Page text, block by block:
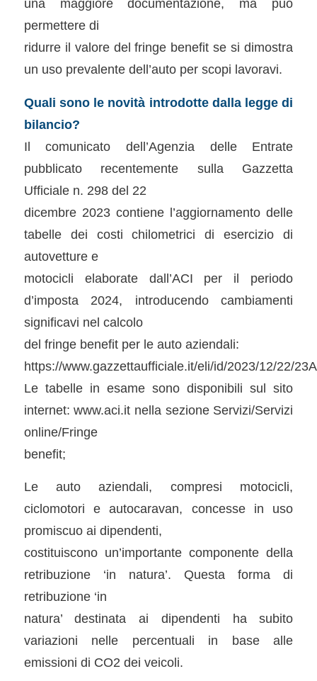
una maggiore documentazione, ma può
permettere di
ridurre il valore del fringe benefit se si dimostra
un uso prevalente dell’auto per scopi lavoravi.
Quali sono le novità introdotte dalla legge di
bilancio?
Il comunicato dell’Agenzia delle Entrate
pubblicato recentemente sulla Gazzetta
Ufficiale n. 298 del 22
dicembre 2023 contiene l’aggiornamento delle
tabelle dei costi chilometrici di esercizio di
autovetture e
motocicli elaborate dall’ACI per il periodo
d’imposta 2024, introducendo cambiamenti
significavi nel calcolo
del fringe benefit per le auto aziendali:
https://www.gazzettaufficiale.it/eli/id/2023/12/22/
Le tabelle in esame sono disponibili sul sito
internet: www.aci.it nella sezione Servizi/Servizi
online/Fringe
benefit;
Le auto aziendali, compresi motocicli,
ciclomotori e autocaravan, concesse in uso
promiscuo ai dipendenti,
costituiscono un’importante componente della
retribuzione ‘in natura’. Questa forma di
retribuzione ‘in
natura’ destinata ai dipendenti ha subito
variazioni nelle percentuali in base alle
emissioni di CO2 dei veicoli.